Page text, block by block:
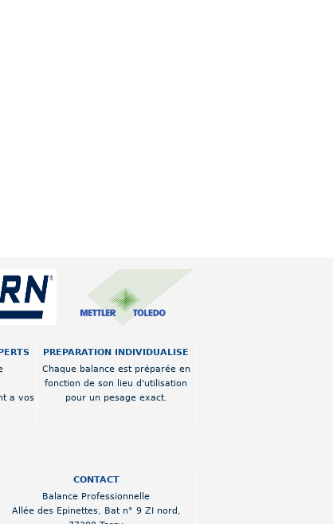
a vos
PREPARATION INDIVIDUALISE
Chaque balance est préparée en
fonction de son lieu d'utilisation
pour un pesage exact.
CONTACT
Balance Professionnelle
Allée des Epinettes, Bat n° 9 ZI nord ,